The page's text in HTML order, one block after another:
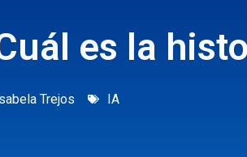
es la
Trejos IA